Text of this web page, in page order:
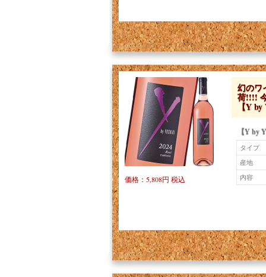
幻のワ
荷!!!!
【Y
【Y by
タイプ
産地
内容
価格：5,808円 税込